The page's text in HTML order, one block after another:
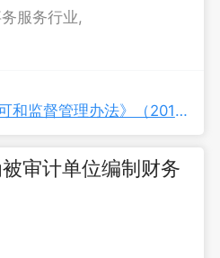
服务行业,
《会计师事务所执业许可和监督管理办法》（2019年修订）
审计单位编制财务